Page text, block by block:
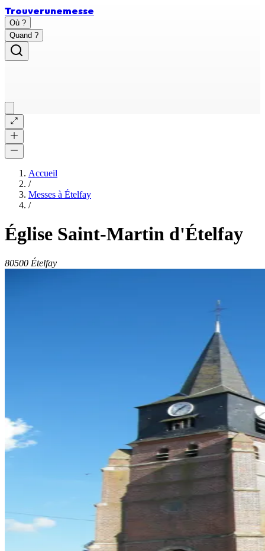
Trouverunemesse
Où ?
Quand ?
Accueil
/
Messes à Ételfay
/
Église Saint-Martin d'Ételfay
80500 Ételfay